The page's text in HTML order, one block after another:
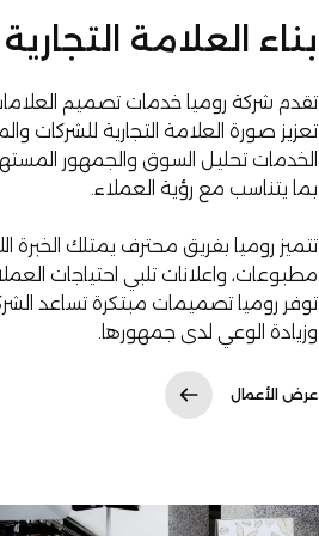
بناء العلامة التجارية
تقدم شركة روميا خدمات تصميم
تعزيز صورة العلامة التجارية
الخدمات تحليل السوق والجمهور
بما يتناسب مع رؤية العملاء.
تتميز روميا بفريق محترف يمتلك الخبرة
مطبوعات، واعلانات تلبي احتياجات
توفر روميا تصميمات مبتكرة تساعد
وزيادة الوعي لدى جمهورها.
عرض الأعمال